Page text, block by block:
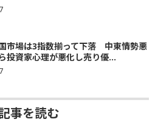
国市場は3指数揃って下落 中東情勢悪
投資家心理が悪化し売り優...
事を読む